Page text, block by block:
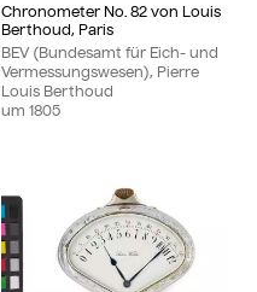
Chronometer No. 82 von Louis
Berthoud, Paris
BEV (Bundesamt für Eich- und
Vermessungswesen), Pierre
Louis Berthoud
um 1805